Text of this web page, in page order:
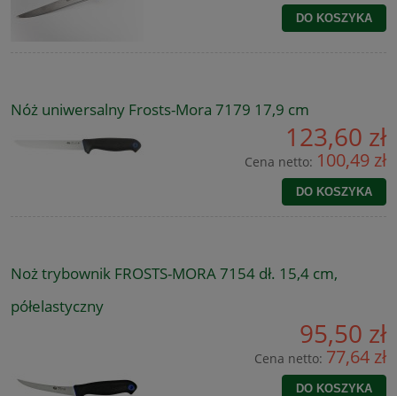
DO KOSZYKA
Nóż uniwersalny Frosts-Mora 7179 17,9 cm
123,60 zł
Cena netto: 100,49 zł
DO KOSZYKA
Noż trybownik FROSTS-MORA 7154 dł. 15,4 cm,
półelastyczny
95,50 zł
Cena netto: 77,64 zł
DO KOSZYKA